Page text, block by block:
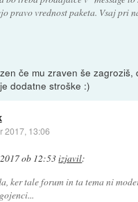
pravo vrednost paketa. Vsaj pri
če mu zraven še zagroziš,
dodatne stroške :)
2017, 13:06
ob 12:53izjavil:
ker tale forum in ta tema ni